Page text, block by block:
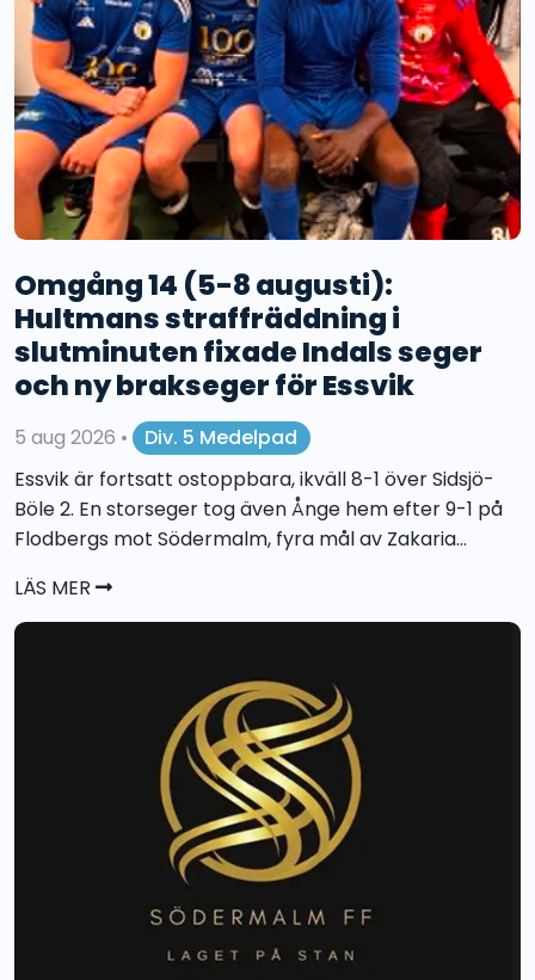
Omgång 14 (5-8 augusti):
Hultmans straffräddning i
slutminuten fixade Indals seger
och ny brakseger för Essvik
5 aug 2026 •
Div. 5 Medelpad
Essvik är fortsatt ostoppbara, ikväll 8-1 över Sidsjö-
Böle 2. En storseger tog även Ånge hem efter 9-1 på
Flodbergs mot Södermalm, fyra mål av Zakaria...
LÄS MER